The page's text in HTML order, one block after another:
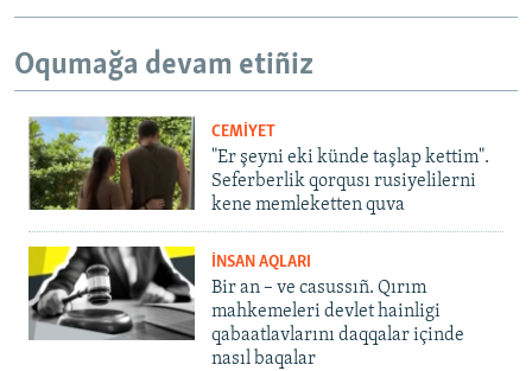
Oqumağa devam etiñiz
CEMİYET
"Er şeyni eki künde taşlap kettim".
Seferberlik qorqusı rusiyelilerni
kene memleketten quva
İNSAN AQLARI
Bir an – ve casussıñ. Qırım
mahkemeleri devlet hainligi
qabaatlavlarını daqqalar içinde
nasıl baqalar